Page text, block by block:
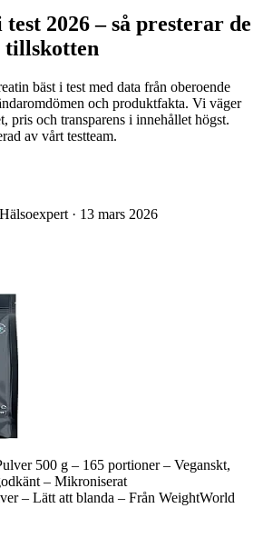
2026 – så presterar de
tillskotten
bäst i test med data från oberoende
och produktfakta. Vi väger
pris och transparens i innehållet högst.
av vårt testteam.
· 13 mars 2026
500 g – 165 portioner – Veganskt,
– Mikroniserat
– Lätt att blanda – Från WeightWorld